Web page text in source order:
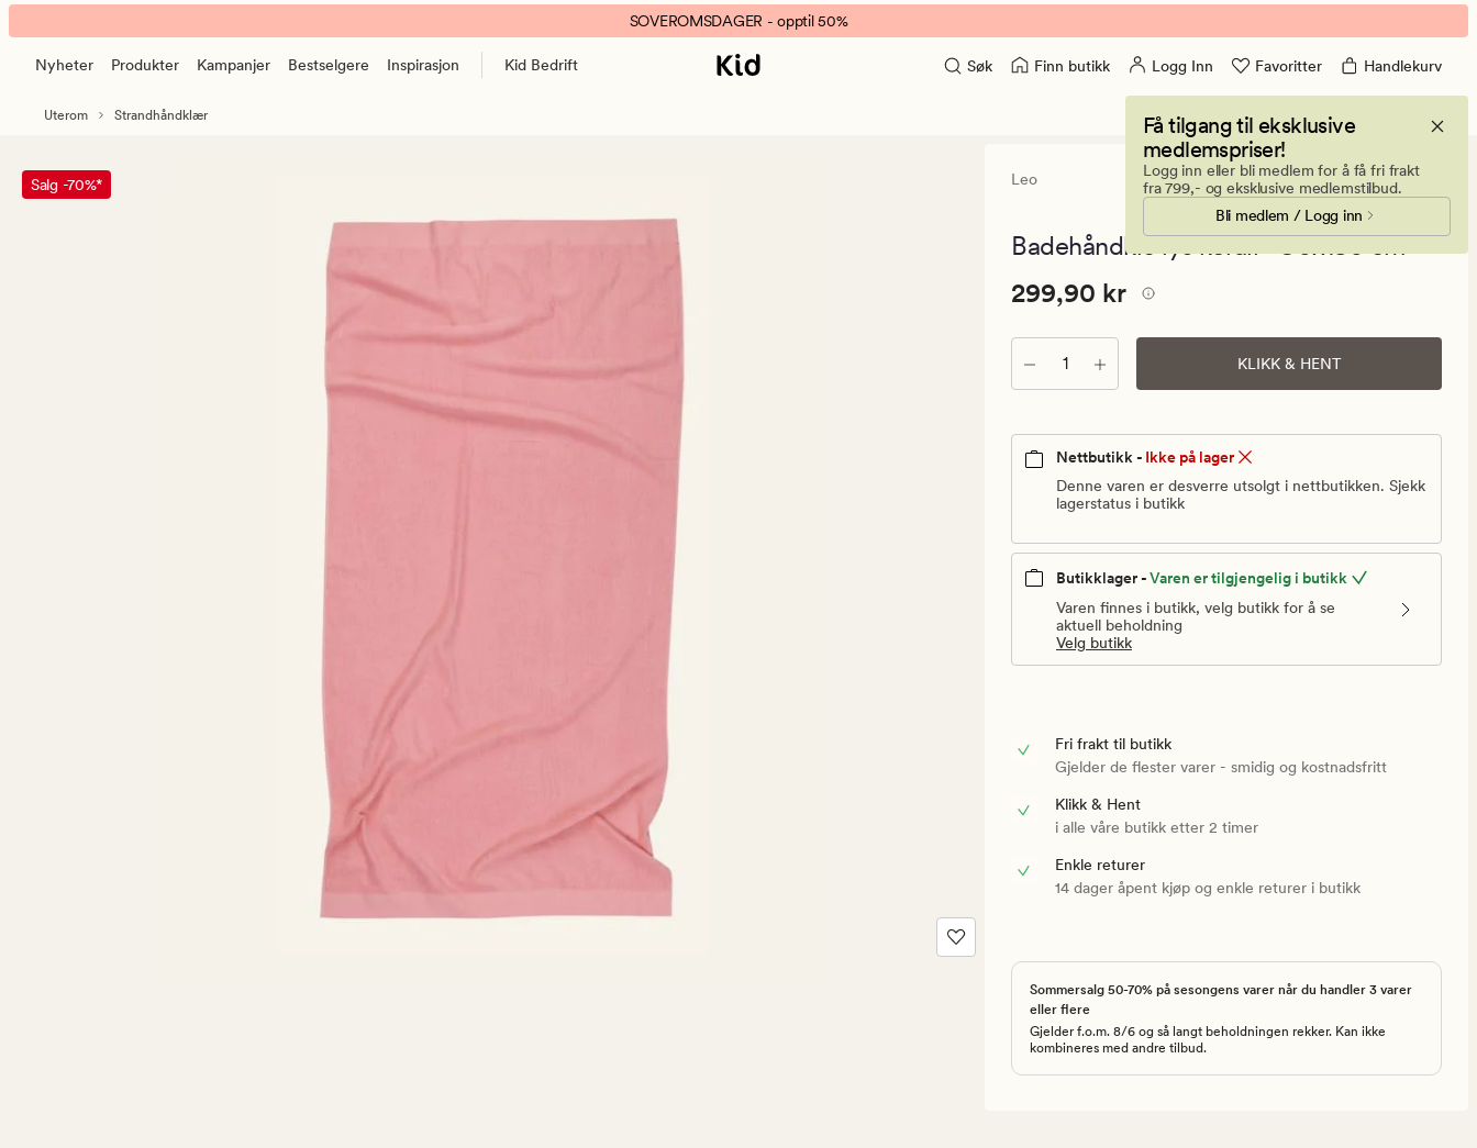
Leo
badehåndkle
banner.
Klikk
pause.
SOVEROMSDAGER - opptil 50%
Nyheter Produkter Kampanjer Bestselgere Inspirasjon Kid Bedrift Søk Finn butikk Logg Inn Favoritter Handlekurv
Få tilgang til eksklusive
medlemspriser!
Logg inn eller bli medlem for å få fri frakt
fra 799,- og eksklusive medlemstilbud.
Bli medlem / Logg inn
Uterom Strandhåndklær
Salg -70%* Leo
0
en
0
Badehåndkle lys korall - 90x180 cm
Pris
299,90
kr.
Vanlig
pris
kr
Pris 299,90 kr
299,90 kr
Antall KLIKK & HENT
Nettbutikk - Ikke på lager
Denne varen er desverre utsolgt i nettbutikken. Sjekk
lagerstatus i butikk
Butikklager -Varen er tilgjengelig i butikk
Varen finnes i butikk, velg butikk for å se
aktuell beholdning
Velg butikk
Fri frakt til butikk
Gjelder de flester varer - smidig og kostnadsfritt
Klikk & Hent
i alle våre butikk etter 2 timer
Enkle returer
14 dager åpent kjøp og enkle returer i butikk
Sommersalg 50-70% på sesongens varer når du handler 3 varer
eller flere
Gjelder f.o.m. 8/6 og så langt beholdningen rekker. Kan ikke
kombineres med andre tilbud.